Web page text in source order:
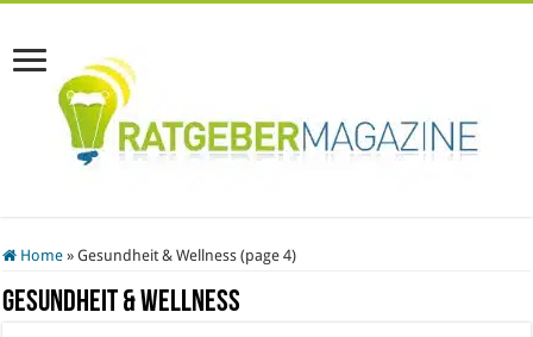
Home » Gesundheit & Wellness (page 4)
Gesundheit & Wellness